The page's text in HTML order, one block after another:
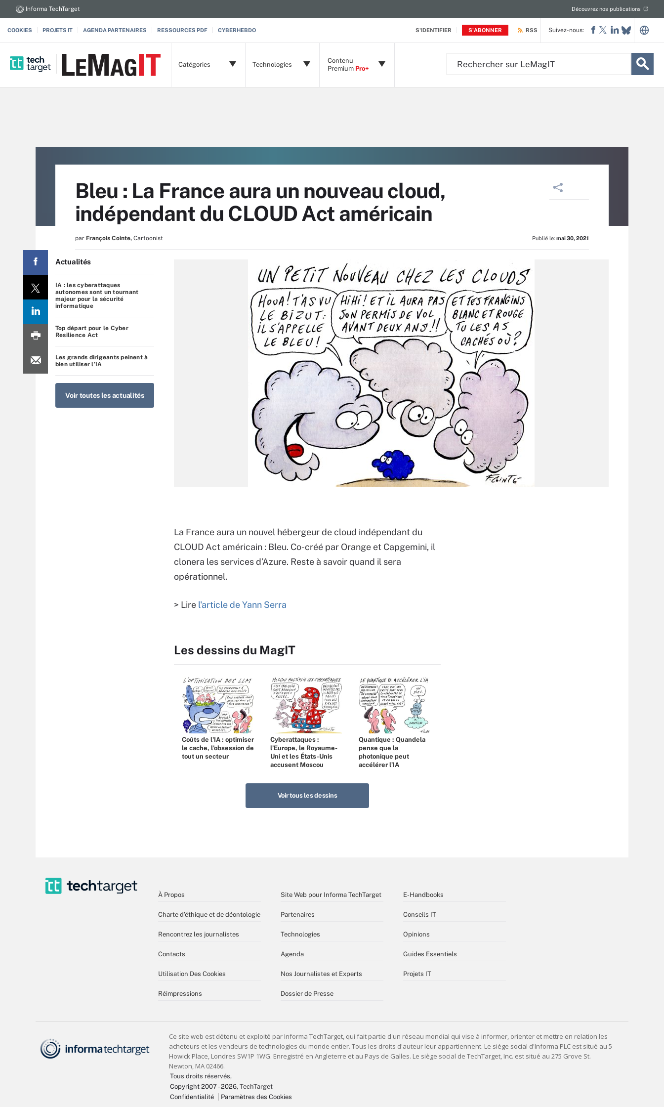
S'IDENTIFIER S'ABONNER
Informa TechTarget Découvrez nos publications
COOKIES PROJETS IT AGENDA PARTENAIRES RESSOURCES PDF CYBERHEBDO RSS
Catégories Technologies
Contenu
Premium Pro+
Suivez-nous:
Bleu : La France aura un nouveau cloud,
indépendant du CLOUD Act américain
par François Cointe, Cartoonist Publié le: mai 30, 2021
Actualités
IA : les cyberattaques
autonomes sont un tournant
majeur pour la sécurité
informatique
Top départ pour le Cyber
Resilience Act
Les grands dirigeants peinent à
bien utiliser l’IA
Voir toutes les actualités
La France aura un nouvel hébergeur de cloud indépendant du
CLOUD Act américain : Bleu. Co-créé par Orange et Capgemini, il
clonera les services d’Azure. Reste à savoir quand il sera
opérationnel.
> Lire l'article de Yann Serra
Les dessins du MagIT
Coûts de l'IA : optimiser
le cache, l’obsession de
tout un secteur
Cyberattaques :
l’Europe, le Royaume-
Uni et les États-Unis
accusent Moscou
Quantique : Quandela
pense que la
photonique peut
accélérer l’IA
Voir tous les dessins
À Propos
Charte d’éthique et de déontologie
Rencontrez les journalistes
Contacts
Utilisation Des Cookies
Réimpressions
Site Web pour Informa TechTarget
Partenaires
Technologies
Agenda
Nos Journalistes et Experts
Dossier de Presse
E-Handbooks
Conseils IT
Opinions
Guides Essentiels
Projets IT
Tous droits réservés,
Copyright 2007 - 2026, TechTarget
Confidentialité
Paramètres des Cookies